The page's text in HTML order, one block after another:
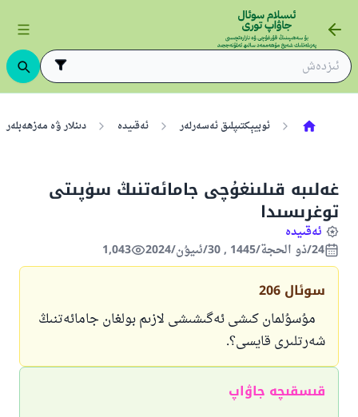
ئوبيېكتىپلىق ئەسەرلەر ئەقىيدە دىنلار ۋە مەزھەبلەر
غەلىبە قىلىنغۇچى جامائەتنىڭ سۈپىتى
توغرىسىدا
ئەقىيدە
24/ذو الحجة/1445 , 30/ئىيۇن/2024
1,043
سوئال 206
مۇسۇلمان كىشى ئەگىشىشى لازىم بولغان جامائەتنىڭ
شەرتلىرى قايسى؟.
قىسقىچە جاۋاپ